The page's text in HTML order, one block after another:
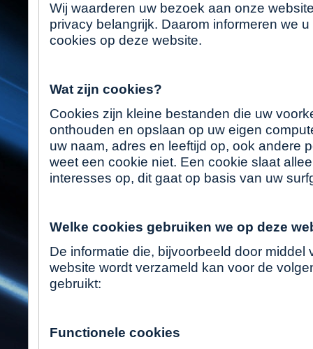
Wij waarderen uw bezoek aan onze
privacy belangrijk. Daarom informeren we
cookies op deze website.
Wat zijn cookies?
Cookies zijn kleine bestanden die uw
onthouden en opslaan op uw eigen
uw naam, adres en leeftijd op, ook andere
weet een cookie niet. Een cookie slaat
interesses op, dit gaat op basis van uw
Welke cookies gebruiken we op deze
De informatie die, bijvoorbeeld door middel
website wordt verzameld kan voor de
gebruikt:
Functionele cookies